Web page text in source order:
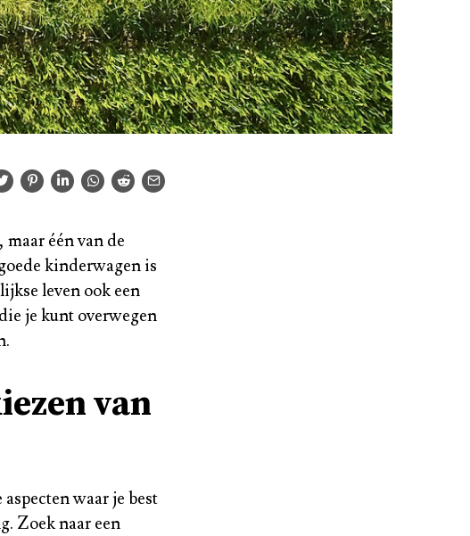
één van de
kinderwagen is
leven ook een
je kunt overwegen
van
waar je best
Zoek naar een